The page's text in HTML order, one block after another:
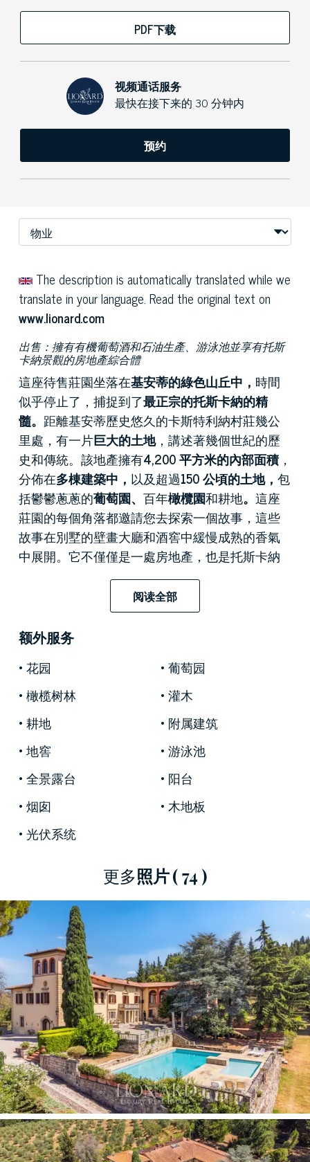
PDF下载
视频通话服务
最快在接下来的 30 分钟内
预约
The description is automatically translated while we
translate in your language. Read the original text on
www.lionard.com
出售：擁有有機葡萄酒和石油生產、游泳池並享有托斯
卡納景觀的房地產綜合體
這座待售莊園坐落在基安蒂的綠色山丘中， 時間
似乎停止了，捕捉到了最正宗的托斯卡納的精
髓。 距離基安蒂歷史悠久的卡斯特利納村莊幾公
里處，有一片巨大的土地，講述著幾個世紀的歷
史和傳統。該地產擁有4,200 平方米的內部面積，
分佈在多棟建築中， 以及超過150 公頃的土地， 包
括鬱鬱蔥蔥的葡萄園、 百年橄欖園和耕地。 這座
莊園的每個角落都邀請您去探索一個故事，這些
故事在別墅的壁畫大廳和酒窖中緩慢成熟的香氣
中展開。它不僅僅是一處房地產，也是托斯卡納
夢想得以實現的地方，提供了在世界上最受歡迎
的地區之一的自然美景和豐富文化包圍中生活的
該莊園位於基安蒂卡斯泰利納，這是
迷人的村莊之一，
以生產經典基安蒂葡萄酒而聞
繞著起伏的山丘、葡萄園和橄欖樹林，這些都是
托斯卡納這一標誌性地區的特色。地理位置優
越，距離錫耶納、佛羅倫薩和聖吉米尼亞諾等托
斯卡納主要文化和歷史中心不遠，使該莊園成為
探索該地區奇觀的理想起點。
莊園分為
，每棟建築都有其獨特的
個性和魅力。
巴洛克晚期風格，擁有大型壁畫沙龍和窗戶，自
然光線充滿室內。在一樓，我們發現三個優雅的
沙龍，其中一個有自己的入口，兩個適合接待的
餐廳，一個寬敞的廚房和一個書房。上樓，我們
進入由八間雙人房組成的睡眠區，所有雙人房均
設有套間浴室。內裝的特點是精美的木地板和原
始的建築細節。別墅內設有一間帶燃木烤箱的小
酒館、一間儲藏室和一座帶有壁畫的教堂，非常
適合慶祝親密活動。
除了主別墅外，該房產還包括其他重要建築。一
座可追溯至 14 世紀的農舍現在分為五間獨立的公
寓，總容量最多可容納 25 人。赤土地板、外露木
樑和石壁爐維持著質樸的氛圍。第二間農舍位於
較僻靜的位置，周圍環繞著大自然，分為四間公
寓，最多可容納 14 位房客。
阅读全部
额外服务
花园
葡萄园
橄榄树林
灌木
耕地
附属建筑
地窖
游泳池
全景露台
阳台
烟囱
木地板
光伏系统
更多照片( 74 )